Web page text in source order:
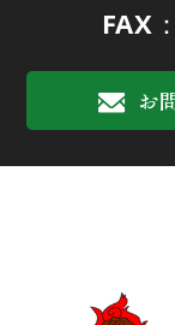
FAX：
お